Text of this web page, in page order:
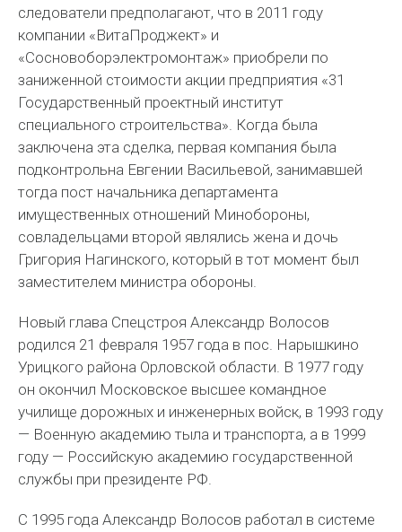
следователи предполагают, что в 2011 году
компании «ВитаПроджект» и
«Сосновоборэлектромонтаж» приобрели по
заниженной стоимости акции предприятия «31
Государственный проектный институт
специального строительства». Когда была
заключена эта сделка, первая компания была
подконтрольна Евгении Васильевой, занимавшей
тогда пост начальника департамента
имущественных отношений Минобороны,
совладельцами второй являлись жена и дочь
Григория Нагинского, который в тот момент был
заместителем министра обороны.
Новый глава Спецстроя Александр Волосов
родился 21 февраля 1957 года в пос. Нарышкино
Урицкого района Орловской области. В 1977 году
он окончил Московское высшее командное
училище дорожных и инженерных войск, в 1993 году
— Военную академию тыла и транспорта, а в 1999
году — Российскую академию государственной
службы при президенте РФ.
С 1995 года Александр Волосов работал в системе